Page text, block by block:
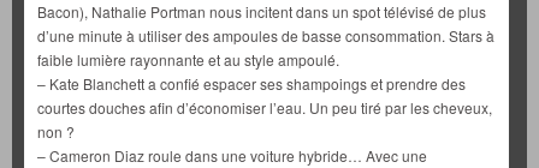
Bacon), Nathalie Portman nous incitent dans un spot télévisé de plus
d’une minute à utiliser des ampoules de basse consommation. Stars à
faible lumière rayonnante et au style ampoulé.
– Kate Blanchett a confié espacer ses shampoings et prendre des
courtes douches afin d’économiser l’eau. Un peu tiré par les cheveux,
non ?
– Cameron Diaz roule dans une voiture hybride… Avec une